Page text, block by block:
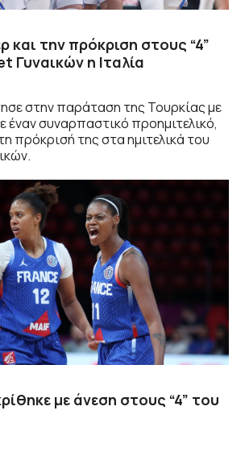
και την πρόκριση στους “4”
Γυναικών η Ιταλία
στην παράταση της Τουρκίας με
συναρπαστικό προημιτελικό,
πρόκρισή της στα ημιτελικά του
με άνεση στους “4” του